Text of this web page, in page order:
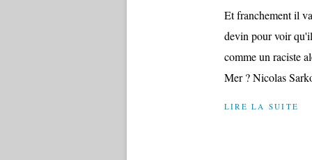
Et franchement il
devin pour voir
comme un raciste
Mer ? Nicolas
LIRE LA SUITE